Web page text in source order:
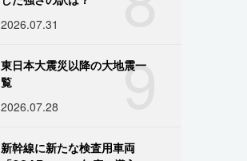
2026.07.31
9
東日本大震災以降の大地震一
覧
2026.07.28
新幹線に新たな検査用車両